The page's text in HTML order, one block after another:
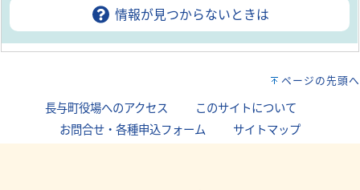
情報が見つからないときは
ページの先頭へ
長与町役場へのアクセス このサイトについて
お問合せ・各種申込フォーム
サイトマップ